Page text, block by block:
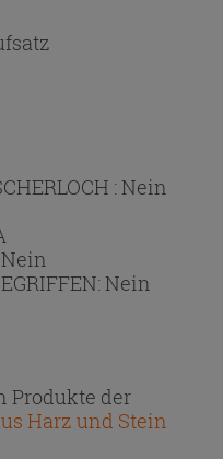
:Nein
Nein
Nein
Produkte der
Harz und Stein